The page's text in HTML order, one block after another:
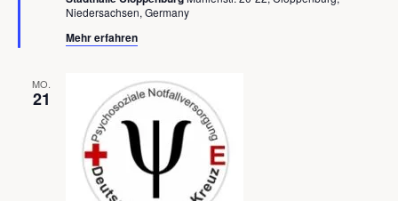
Niedersachsen, Germany
Mehr erfahren
MO.
21